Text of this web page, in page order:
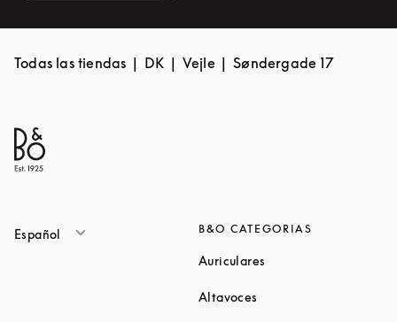
Todas las tiendas DK Vejle Søndergade 17
Español B&O CATEGORIAS
Auriculares
Altavoces